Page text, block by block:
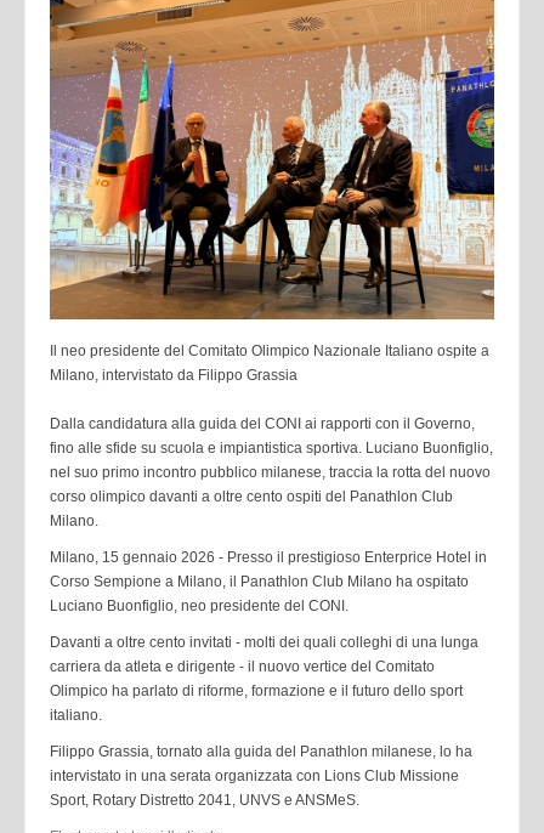
Il neo presidente del Comitato Olimpico Nazionale Italiano ospite a
Milano, intervistato da Filippo Grassia
Dalla candidatura alla guida del CONI ai rapporti con il Governo,
fino alle sfide su scuola e impiantistica sportiva. Luciano Buonfiglio,
nel suo primo incontro pubblico milanese, traccia la rotta del nuovo
corso olimpico davanti a oltre cento ospiti del Panathlon Club
Milano.
Milano, 15 gennaio 2026 - Presso il prestigioso Enterprice Hotel in
Corso Sempione a Milano, il Panathlon Club Milano ha ospitato
Luciano Buonfiglio, neo presidente del CONI.
Davanti a oltre cento invitati - molti dei quali colleghi di una lunga
carriera da atleta e dirigente - il nuovo vertice del Comitato
Olimpico ha parlato di riforme, formazione e il futuro dello sport
italiano.
Filippo Grassia, tornato alla guida del Panathlon milanese, lo ha
intervistato in una serata organizzata con Lions Club Missione
Sport, Rotary Distretto 2041, UNVS e ANSMeS.